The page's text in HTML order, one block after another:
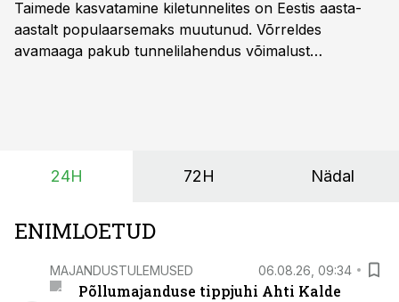
Taimede kasvatamine kiletunnelites on Eestis aasta-
aastalt populaarsemaks muutunud. Võrreldes
avamaaga pakub tunnelilahendus võimalust
24H 72H Nädal
ENIMLOETUD
MAJANDUSTULEMUSED 06.08.26, 09:34
Põllumajanduse tippjuhi Ahti Kalde